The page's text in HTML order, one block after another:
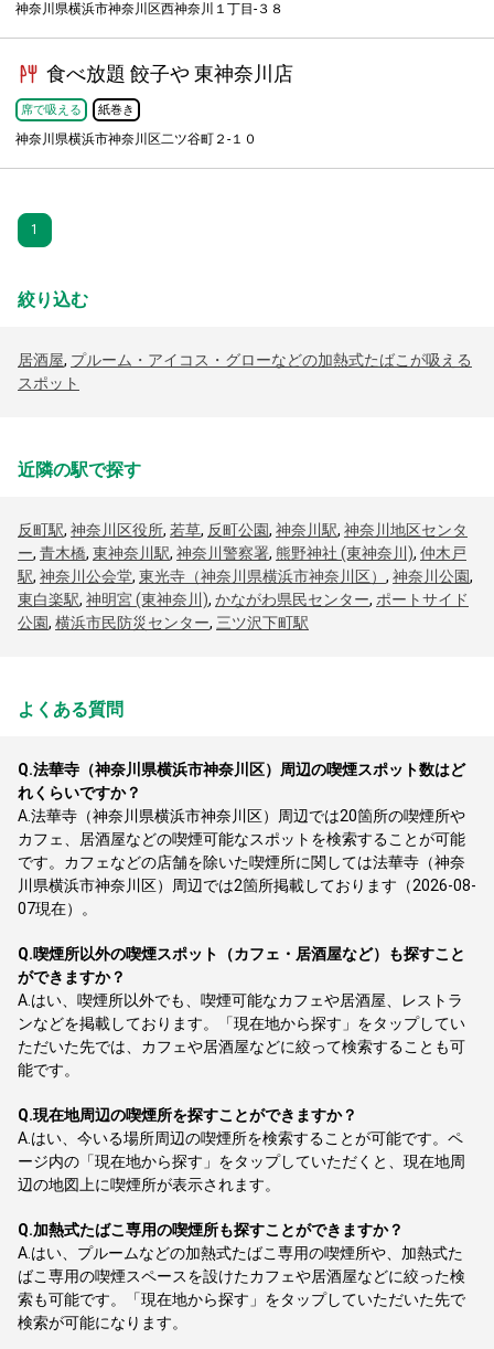
神奈川県横浜市神奈川区西神奈川１丁目-３８
食べ放題 餃子や 東神奈川店
席で吸える 紙巻き
神奈川県横浜市神奈川区二ツ谷町２-１０
1
絞り込む
居酒屋, プルーム・アイコス・グローなどの加熱式たばこが吸える
スポット
近隣の駅で探す
反町駅, 神奈川区役所, 若草, 反町公園, 神奈川駅, 神奈川地区センタ
ー, 青木橋, 東神奈川駅, 神奈川警察署, 熊野神社 (東神奈川), 仲木戸
駅, 神奈川公会堂, 東光寺（神奈川県横浜市神奈川区） , 神奈川公園,
東白楽駅, 神明宮 (東神奈川), かながわ県民センター, ポートサイド
公園, 横浜市民防災センター, 三ツ沢下町駅
よくある質問
Q.法華寺（神奈川県横浜市神奈川区）周辺の喫煙スポット数はど
れくらいですか？
A.法華寺（神奈川県横浜市神奈川区）周辺では20箇所の喫煙所や
カフェ、居酒屋などの喫煙可能なスポットを検索することが可能
です。カフェなどの店舗を除いた喫煙所に関しては法華寺（神奈
川県横浜市神奈川区）周辺では2箇所掲載しております（2026-08-
07現在）。
Q.喫煙所以外の喫煙スポット（カフェ・居酒屋など）も探すこと
ができますか？
A. はい、喫煙所以外でも、喫煙可能なカフェや居酒屋、レストラ
ンなどを掲載しております。「現在地から探す」をタップしてい
ただいた先では、カフェや居酒屋などに絞って検索することも可
能です。
Q.現在地周辺の喫煙所を探すことができますか？
A. はい、今いる場所周辺の喫煙所を検索することが可能です。ペ
ージ内の「現在地から探す」をタップしていただくと、現在地周
辺の地図上に喫煙所が表示されます。
Q.加熱式たばこ専用の喫煙所も探すことができますか？
A. はい、プルームなどの加熱式たばこ専用の喫煙所や、加熱式た
ばこ専用の喫煙スペースを設けたカフェや居酒屋などに絞った検
索も可能です。「現在地から探す」をタップしていただいた先で
検索が可能になります。